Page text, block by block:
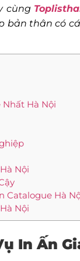
cùng
bản thân có
Hà Nội
Nội
Catalogue Hà
Nội
In Ấn